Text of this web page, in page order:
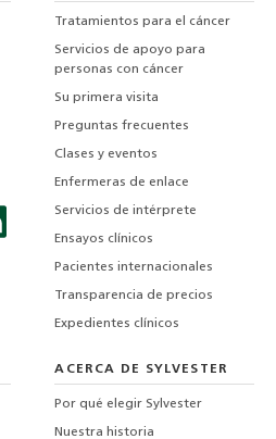
Tratamientos para el cáncer
Servicios de apoyo para
personas con cáncer
Su primera visita
Preguntas frecuentes
Clases y eventos
Enfermeras de enlace
Servicios de intérprete
Ensayos clínicos
Pacientes internacionales
Transparencia de precios
Expedientes clínicos
ACERCA DE SYLVESTER
Por qué elegir Sylvester
Nuestra historia